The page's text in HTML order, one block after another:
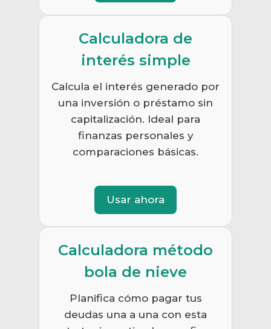
Calculadora de
interés simple
Calcula el interés generado por
una inversión o préstamo sin
capitalización. Ideal para
finanzas personales y
comparaciones básicas.
Usar ahora
Calculadora método
bola de nieve
Planifica cómo pagar tus
deudas una a una con esta